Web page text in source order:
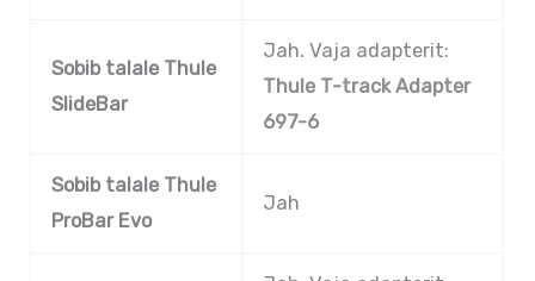
Sobib talale Thule
SlideBar
Jah. Vaja adapterit:
Thule T-track Adapter
697-6
Sobib talale Thule
ProBar Evo
Jah